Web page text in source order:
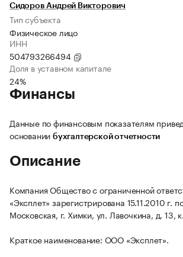
Сидоров Андрей Викторович
Тип субъекта
Физическое лицо
ИНН
504793266494
Доля в уставном капитале
24%
Финансы
Данные по финансовым показателям
основании бухгалтерской отчетности
Описание
Компания Общество с ограниченной
«Эксплет» зарегистрирована 15.11.2010 г.
Московская, г. Химки, ул. Лавочкина, д. 13,
Краткое наименование: ООО «Эксплет».